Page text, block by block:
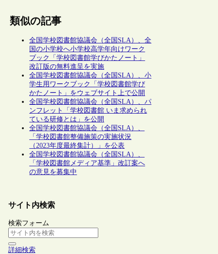
類似の記事
全国学校図書館協議会（全国SLA）、全
国の小学校へ小学校高学年向けワーク
ブック「学校図書館学びかたノート」
改訂版の無料進呈を実施
全国学校図書館協議会（全国SLA）、小
学生用ワークブック「学校図書館学び
かたノート」をウェブサイト上で公開
全国学校図書館協議会（全国SLA）、パ
ンフレット「学校図書館 いま求められ
ている研修とは」を公開
全国学校図書館協議会（全国SLA）、
「学校図書館整備施策の実施状況
（2023年度最終集計）」を公表
全国学校図書館協議会（全国SLA）、
「学校図書館メディア基準」改訂案へ
の意見を募集中
サイト内検索
検索フォーム
詳細検索